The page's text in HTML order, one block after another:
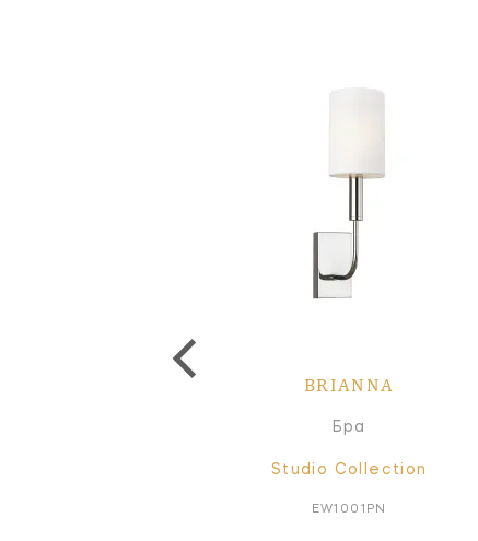
BRIANNA
Бра
Studio Collection
EW1001PN